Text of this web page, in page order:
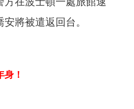
將被遣返回台。
！